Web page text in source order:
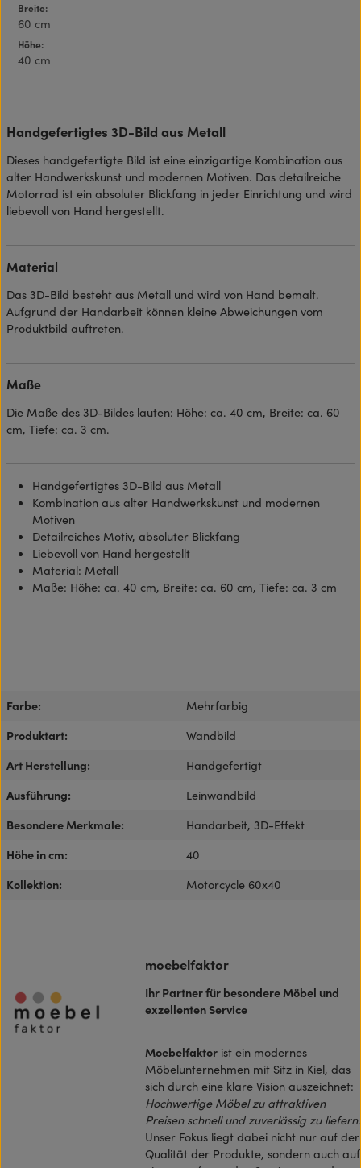
Breite:
60 cm
Höhe:
40 cm
Handgefertigtes 3D-Bild aus Metall
Dieses handgefertigte Bild ist eine einzigartige Kombination aus
alter Handwerkskunst und modernen Motiven. Das detailreiche
Motorrad ist ein absoluter Blickfang in jeder Einrichtung und wird
liebevoll von Hand hergestellt.
Material
Das 3D-Bild besteht aus Metall und wird von Hand bemalt.
Aufgrund der Handarbeit können kleine Abweichungen vom
Produktbild auftreten.
Maße
Die Maße des 3D-Bildes lauten: Höhe: ca. 40 cm, Breite: ca. 60
cm, Tiefe: ca. 3 cm.
Handgefertigtes 3D-Bild aus Metall
Kombination aus alter Handwerkskunst und modernen
Motiven
Detailreiches Motiv, absoluter Blickfang
Liebevoll von Hand hergestellt
Material: Metall
Maße: Höhe: ca. 40 cm, Breite: ca. 60 cm, Tiefe: ca. 3 cm
Farbe:
Mehrfarbig
Produktart:
Wandbild
Art Herstellung:
Handgefertigt
Ausführung:
Leinwandbild
Besondere Merkmale:
Handarbeit, 3D-Effekt
Höhe in cm:
40
Kollektion:
Motorcycle 60x40
moebelfaktor
Ihr Partner für besondere Möbel und
exzellenten Service
Moebelfaktor ist ein modernes
Möbelunternehmen mit Sitz in Kiel, das
sich durch eine klare Vision auszeichnet:
Hochwertige Möbel zu attraktiven
Preisen schnell und zuverlässig zu liefern.
Unser Fokus liegt dabei nicht nur auf der
Qualität der Produkte, sondern auch auf